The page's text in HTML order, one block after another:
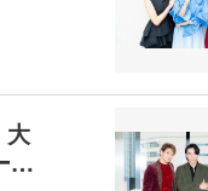
大
…